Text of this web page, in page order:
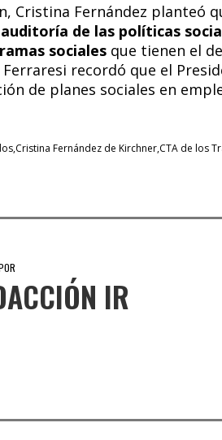
Cristina Fernández planteó
de las políticas
sociales que tienen el
recordó que el
de planes sociales en
Cristina Fernández de KirchnerCTA de los
IR